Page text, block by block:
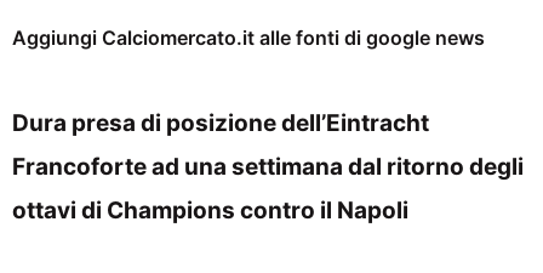
Aggiungi Calciomercato.it alle fonti di google news
Dura presa di posizione dell’Eintracht
Francoforte ad una settimana dal ritorno degli
ottavi di Champions contro il Napoli